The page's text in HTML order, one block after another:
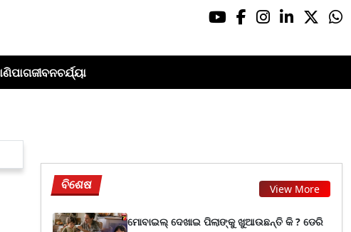
ଜୀବନଚର୍ଯ୍ୟା
ବିଶେଷ View More
ମୋବାଇଲ୍ ଦେଖାଇ ପିଲାଙ୍କୁ ଖୁଆଉଛନ୍ତି କି ? ଡେରି